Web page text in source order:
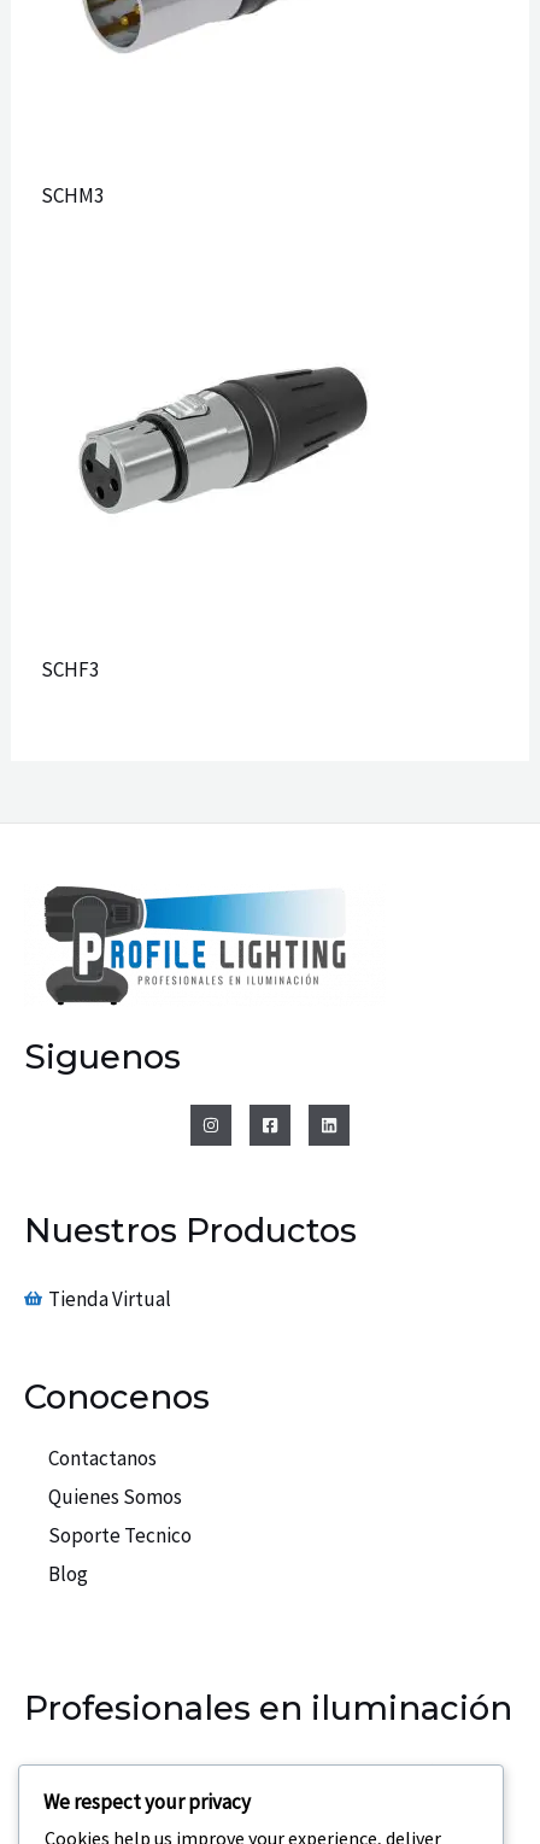
SCHM3
SCHF3
Siguenos
Nuestros Productos
Tienda Virtual
Conocenos
Contactanos
Quienes Somos
Soporte Tecnico
Blog
Profesionales en iluminación
Nuestra empresa se especializa en la iluminación para
eventos, teatros, discotecas.
We respect your privacy
Cookies help us improve your experience, deliver